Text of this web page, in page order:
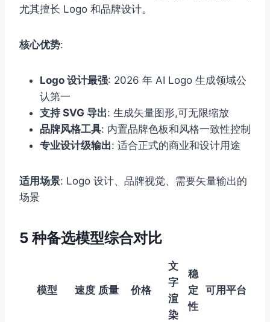
尤其擅长 Logo 和品牌设计。
核心优势:
Logo 设计最强: 2026 年 AI Logo 生成领域公
认第一
支持 SVG 导出: 生成矢量图形,可无限缩放
品牌风格工具: 内置品牌色板和风格一致性控制
专业设计级输出: 适合正式的商业和设计用途
适用场景: Logo 设计、品牌视觉、需要矢量输出的
场景
5 种备选模型综合对比
模型 速度 质量 价格
文
字
渲
染
稳
定
性
可用平台